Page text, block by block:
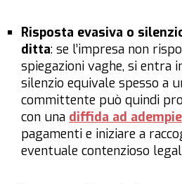
Risposta evasiva o
ditta: se l’impresa non
spiegazioni vaghe, si entra
silenzio equivale spesso a
committente può quindi
con una diffida ad
pagamenti e iniziare a
eventuale contenzioso